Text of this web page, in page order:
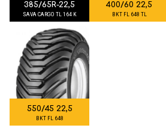
385/65R-22,5
SAVA CARGO TL 164 K
400/60 22,5
BKT FL 648 TL
550/45 22,5
BKT FL 648